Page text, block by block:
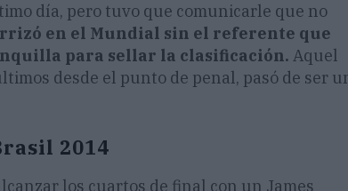
día, pero tuvo que comunicarle que no
en el Mundial sin el referente que
para sellar la clasificación. Aquel
desde el punto de penal, pasó de ser
2014
los cuartos de final con un James